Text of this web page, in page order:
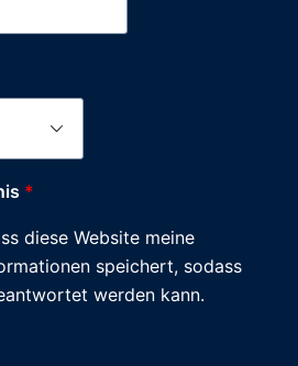
*
diese Website meine
speichert, sodass
werden kann.